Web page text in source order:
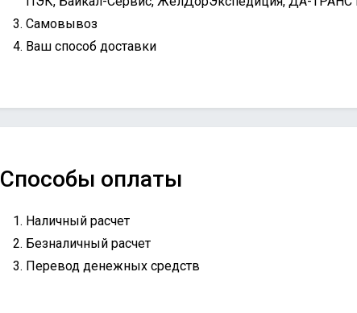
Самовывоз
Ваш способ доставки
Способы оплаты
Наличный расчет
Безналичный расчет
Перевод денежных средств